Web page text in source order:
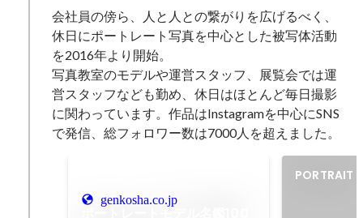
会社員の傍ら、人と人との繋がりを広げるべく、
休日にポートレート写真を中心とした被写体活動
を2016年より開始。
写真教室のモデルや運営スタッフ、展覧会では運
営スタッフなども勤め、休日はほとんど毎日撮影
に関わっています。作品はInstagramを中心にSNS
で発信、総フォロワー数は7000人を超えました。
genkosha.co.jp
PORTRAIT